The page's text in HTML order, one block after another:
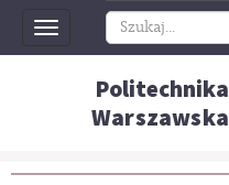
Toggle
navigation
Politechnika
Warszawska